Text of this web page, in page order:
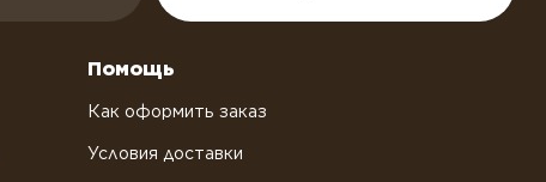
Помощь
Как оформить заказ
Условия доставки